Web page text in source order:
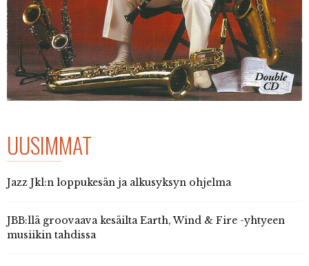
UUSIMMAT
Jazz Jkl:n loppukesän ja alkusyksyn ohjelma
JBB:llä groovaava kesäilta Earth, Wind & Fire -yhtyeen
musiikin tahdissa